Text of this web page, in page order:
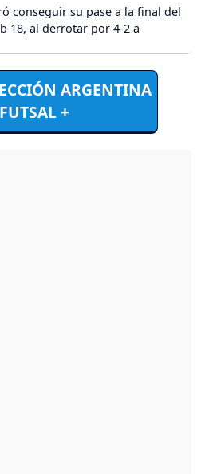
conseguir su pase a la final del
18, al derrotar por 4-2 a
ARGENTINA
+